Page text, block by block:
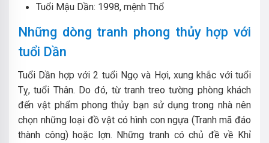
Tuổi Mậu Dần: 1998, mệnh Thổ
Những dòng tranh phong thủy hợp với
tuổi Dần
Tuổi Dần hợp với 2 tuổi Ngọ và Hợi, xung khắc với tuổi
Tỵ, tuổi Thân. Do đó, từ tranh treo tường phòng khách
đến vật phẩm phong thủy bạn sử dụng trong nhà nên
chọn những loại đồ vật có hình con ngựa (Tranh mã đáo
thành công) hoặc lợn. Những tranh có chủ đề về Khỉ